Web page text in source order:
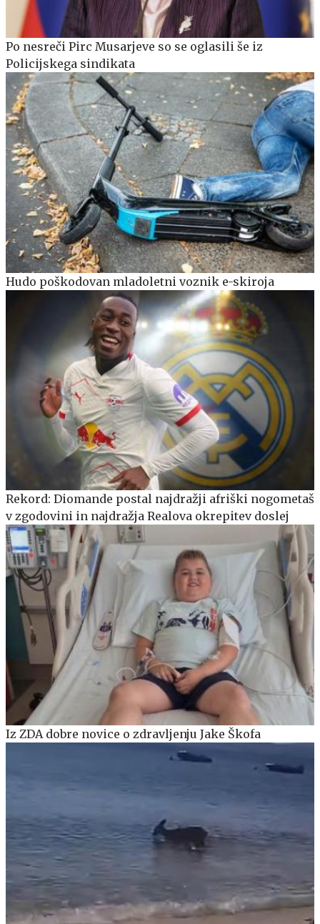
Po nesreči Pirc Musarjeve so se oglasili še iz
Policijskega sindikata
Hudo poškodovan mladoletni voznik e-skiroja
Rekord: Diomande postal najdražji afriški nogometaš
v zgodovini in najdražja Realova okrepitev doslej
Iz ZDA dobre novice o zdravljenju Jake Škofa